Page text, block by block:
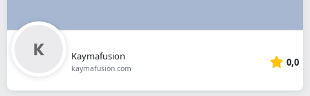
Kaymafusion
kaymafusion.com 0,0